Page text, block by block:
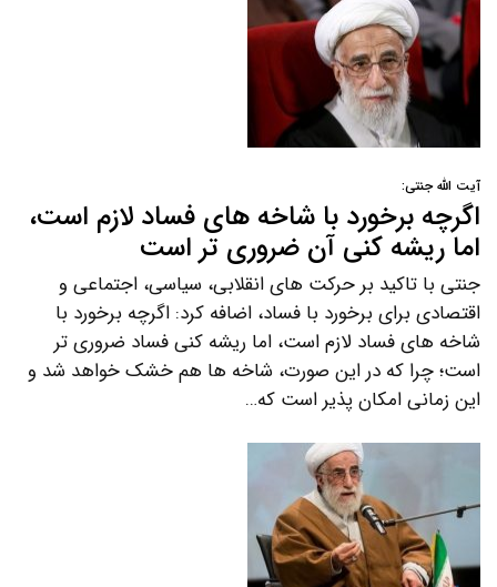
آیت الله جنتی:
اگرچه برخورد با شاخه های فساد لازم است،
اما ریشه کنی آن ضروری تر است
جنتی با تاکید بر حرکت های انقلابی، سیاسی، اجتماعی و
اقتصادی برای برخورد با فساد، اضافه کرد: اگرچه برخورد با
شاخه های فساد لازم است، اما ریشه کنی فساد ضروری تر
است؛ چرا که در این صورت، شاخه ها هم خشک خواهد شد و
این زمانی امکان پذیر است که…